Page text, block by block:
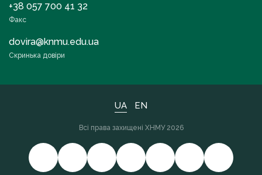
+38 057 700 41 32
Факс
dovira@knmu.edu.ua
Скринька довіри
UA EN
Всі права захищені ХНМУ 2026